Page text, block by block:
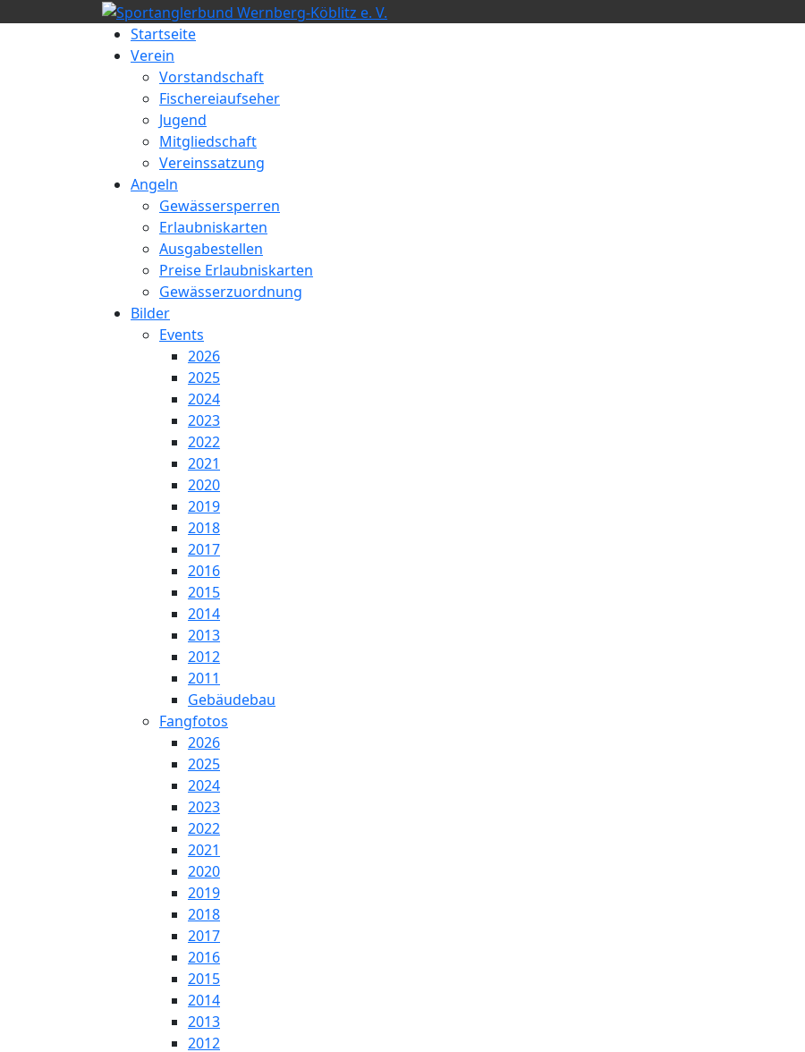
Startseite
Verein
Vorstandschaft
Fischereiaufseher
Jugend
Mitgliedschaft
Vereinssatzung
Angeln
Gewässersperren
Erlaubniskarten
Ausgabestellen
Preise Erlaubniskarten
Gewässerzuordnung
Bilder
Events
2026
2025
2024
2023
2022
2021
2020
2019
2018
2017
2016
2015
2014
2013
2012
2011
Gebäudebau
Fangfotos
2026
2025
2024
2023
2022
2021
2020
2019
2018
2017
2016
2015
2014
2013
2012
Monat
Monat